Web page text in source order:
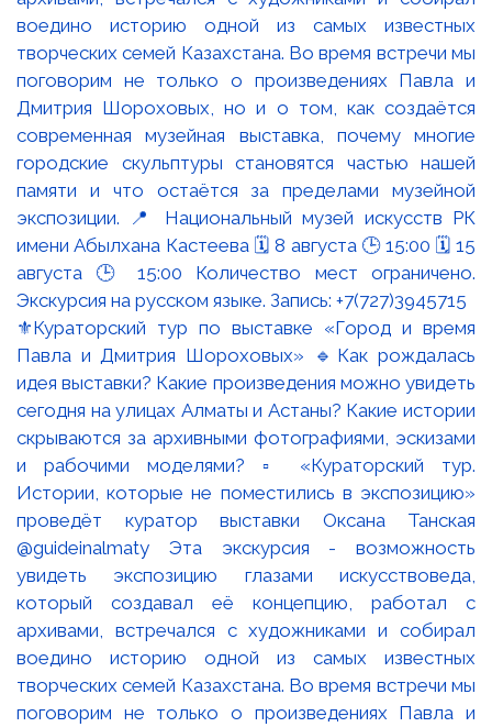
⚜️Кураторский тур по выставке «Город и время
Павла и Дмитрия Шороховых» 🔹Как рождалась
идея выставки? Какие произведения можно увидеть
сегодня на улицах Алматы и Астаны? Какие истории
скрываются за архивными фотографиями, эскизами
и рабочими моделями? ▫️ «Кураторский тур.
Истории, которые не поместились в экспозицию»
проведёт куратор выставки Оксана Танская
@guideinalmaty Эта экскурсия - возможность
увидеть экспозицию глазами искусствоведа,
который создавал её концепцию, работал с
архивами, встречался с художниками и собирал
воедино историю одной из самых известных
творческих семей Казахстана. Во время встречи мы
поговорим не только о произведениях Павла и